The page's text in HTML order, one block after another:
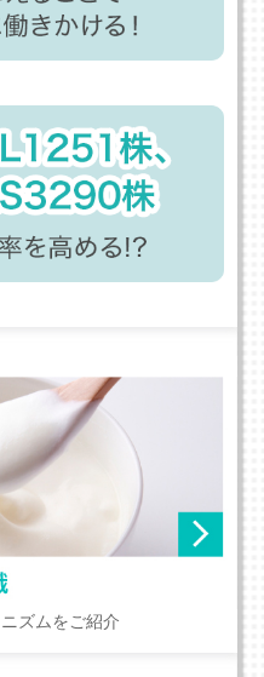
ズムをご紹介